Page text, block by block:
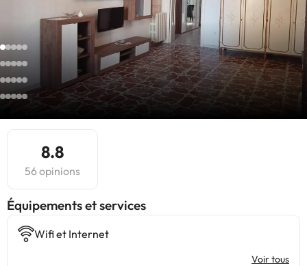
8.8
56 opinions
​Équipements et services
Wifi et Internet
Voir tous